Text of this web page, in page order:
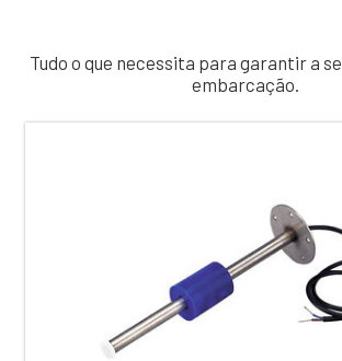
Tudo o que necessita para garantir a
embarcação.